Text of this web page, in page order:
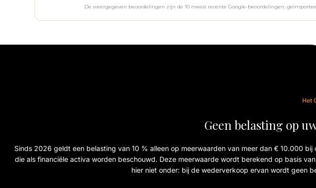
De weergegeven beoordelingen zijn de 10 meest recente Google-beoordelingen,
Het
Geen belasting op
Sinds 2026 geldt een belasting van 10 % alleen op meerwaarden van meer dan € 10.000
die als financiële activa worden beschouwd. Deze meerwaarde wordt berekend op basis
hier niet onder: bij de wederverkoop ervan wordt geen